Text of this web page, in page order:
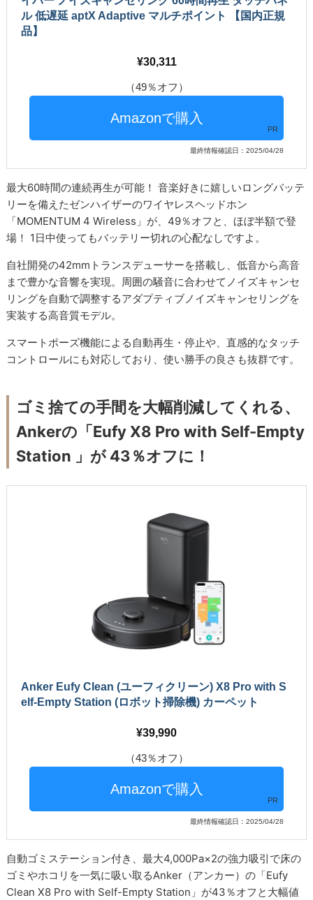
ル 低遅延 aptX Adaptive マルチポイント 【国内正規
品】
30,311
（49％オフ）
PR
最終情報確認日：2025/04/28
最大60時間の連続再生が可能！ 音楽好きに嬉しいロングバッテ
リーを備えたゼンハイザーのワイヤレスヘッドホン
「MOMENTUM 4 Wireless」が、49％オフと、ほぼ半額で登
場！ 1日中使ってもバッテリー切れの心配なしですよ。
自社開発の42mmトランスデューサーを搭載し、低音から高音
まで豊かな音響を実現。周囲の騒音に合わせてノイズキャンセ
リングを自動で調整するアダプティブノイズキャンセリングを
実装する高音質モデル。
スマートポーズ機能による自動再生・停止や、直感的なタッチ
コントロールにも対応しており、使い勝手の良さも抜群です。
ゴミ捨ての手間を大幅削減してくれる、
Ankerの「Eufy X8 Pro with Self-Empty
Station 」が 43％オフに！
Anker Eufy Clean (ユーフィクリーン) X8 Pro with S
elf-Empty Station (ロボット掃除機) カーペット
39,990
（43％オフ）
PR
最終情報確認日：2025/04/28
自動ゴミステーション付き、最大4,000Pa×2の強力吸引で床の
ゴミやホコリを一気に吸い取るAnker（アンカー）の「Eufy
Clean X8 Pro with Self-Empty Station」が43％オフと大幅値